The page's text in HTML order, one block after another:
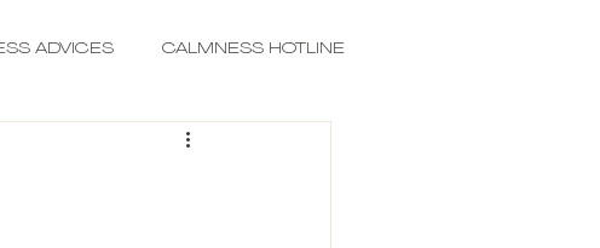
ADVICES CALMNESS HOTLINE